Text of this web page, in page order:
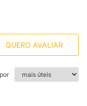
QUERO AVALIAR